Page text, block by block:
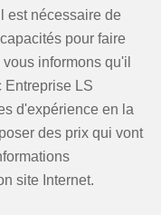
est nécessaire de
pour faire
informons qu'il
Entreprise LS
d'expérience en la
des prix qui vont
site Internet.